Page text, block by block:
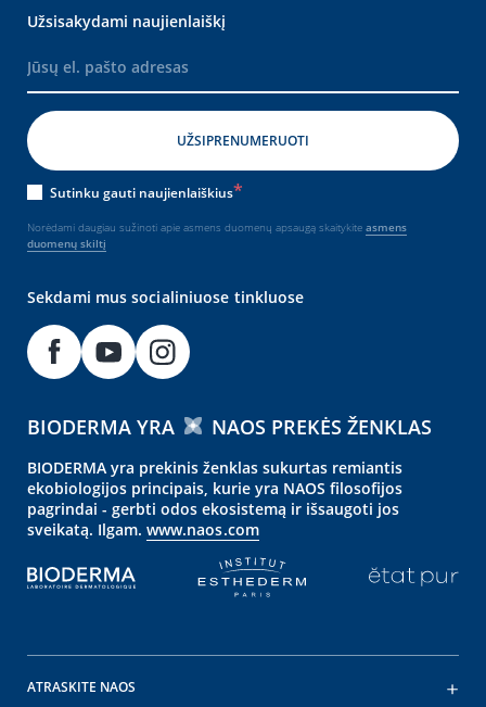
Užsisakydami naujienlaiškį
Sutinku gauti naujienlaiškius
Norėdami daugiau sužinoti apie asmens duomenų apsaugą skaitykite asmens
duomenų skiltį
Sekdami mus socialiniuose tinkluose
BIODERMA YRA NAOS PREKĖS ŽENKLAS
BIODERMA yra prekinis ženklas sukurtas remiantis
ekobiologijos principais, kurie yra NAOS filosofijos
pagrindai - gerbti odos ekosistemą ir išsaugoti jos
sveikatą. Ilgam. www.naos.com
ATRASKITE NAOS